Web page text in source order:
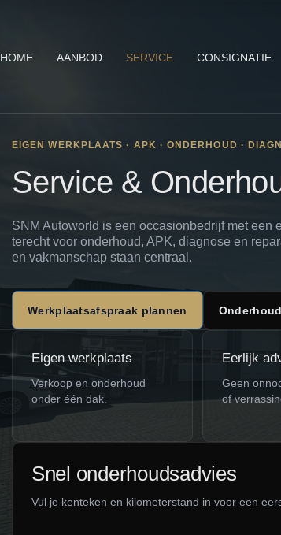
HOME AANBOD SERVICE CONSIGNATIE
EIGEN WERKPLAATS · APK · ONDERHOUD ·
Service &
SNM Autoworld is een occasionbedrijf met
terecht voor onderhoud, APK, diagnose en
en vakmanschap staan centraal.
Werkplaatsafspraak plannen
Eigen werkplaats
Verkoop en onderhoud
onder één dak.
Eerlijk
Geen
of
Snel onderhoudsadvies
Vul je kenteken en kilometerstand in voor een